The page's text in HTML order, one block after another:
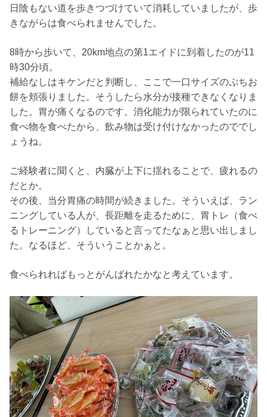
日陰もない道を歩きつづけていて消耗していましたが、歩
きながらは食べられませんでした。
8時から歩いて、20km地点の第1エイドに到着したのが11
時30分頃。
補給なしはキケンだと判断し、ここで一口サイズのぷちお
餅を頬張りました。そうしたら水分が接種できなくなりま
した。胃が痛くなるのです。消化能力が限られていたのに
食べ物を食べたから、飲み物は受け付けなかったのででし
ょうね。
ご経験者に聞くと、内臓が上下に揺れることで、疲れるの
だとか。
その後、当分胃痛の時間が続きました。そういえば、ラン
ニングしている人が、長距離を走るために、胃トレ（食べ
るトレーニング）していると言ってたなぁと思い出しまし
た。なるほど、そういうことかぁと。
食べられればもっとがんばれたかなと考えています。